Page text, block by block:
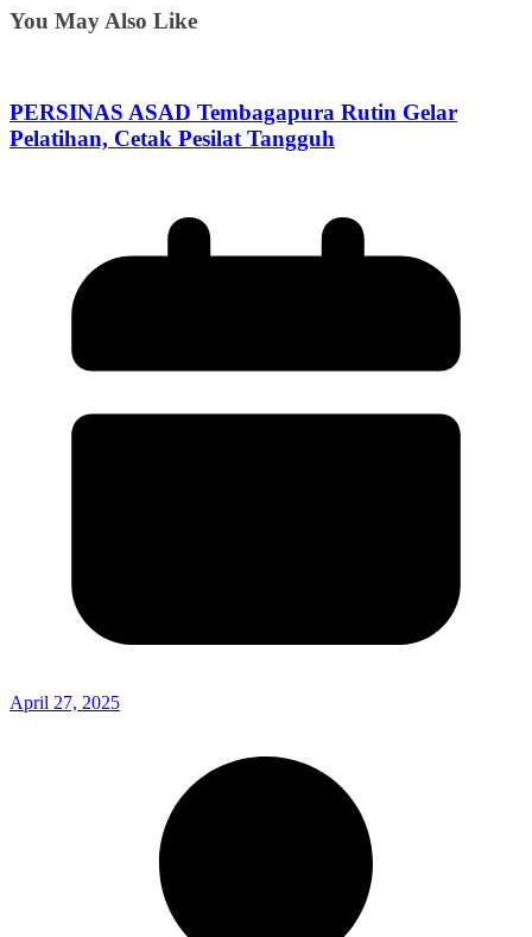
You May Also Like
PERSINAS ASAD Tembagapura Rutin Gelar
Pelatihan, Cetak Pesilat Tangguh
April 27, 2025